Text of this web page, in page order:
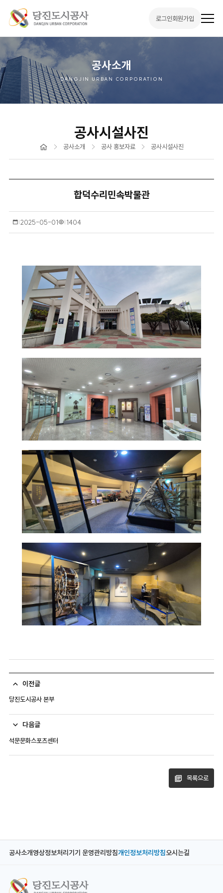
로그인회원가입
전
메
공사소개
DANGJIN URBAN CORPORATION
공사시설사진
공사소개 공사 홍보자료 공사시설사진
합덕수리민속박물관
작
2025-05-01
조
1404
이전글
당진도시공사 본부
다음글
석문문화스포츠센터
목록으로
공사소개영상정보처리기기 운영관리방침개인정보처리방침오시는길